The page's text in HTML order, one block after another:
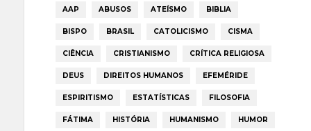
AAP ABUSOS ATEÍSMO BIBLIA
BISPO BRASIL CATOLICISMO CISMA
CIÊNCIA CRISTIANISMO CRÍTICA RELIGIOSA
DEUS DIREITOS HUMANOS EFEMÉRIDE
ESPIRITISMO ESTATÍSTICAS FILOSOFIA
FÁTIMA HISTÓRIA HUMANISMO HUMOR